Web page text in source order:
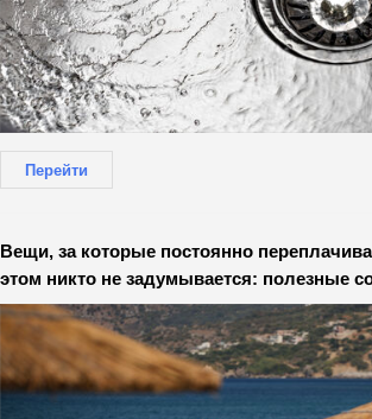
Перейти
Вещи, за которые постоянно
этом никто не задумывается: полезные